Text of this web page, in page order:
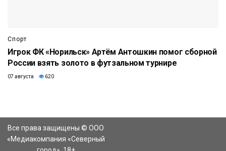
Спорт
Игрок ФК «Норильск» Артём Антошкин помог сборной
России взять золото в футзальном турнире
07 августа 620
Все права защищены © ООО
«Медиакомпания «Северный